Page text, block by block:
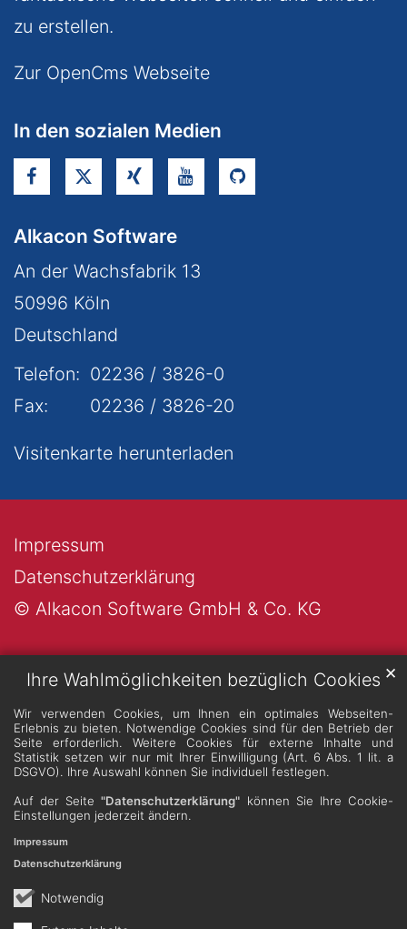
Ihre Wahlmöglichkeiten bezüglich Cookies
Wir verwenden Cookies, um Ihnen ein optimales Webseiten-
Erlebnis zu bieten. Notwendige Cookies sind für den Betrieb der
Seite erforderlich. Weitere Cookies für externe Inhalte und
Statistik setzen wir nur mit Ihrer Einwilligung (Art. 6 Abs. 1 lit. a
DSGVO). Ihre Auswahl können Sie individuell festlegen.
Auf der Seite"Datenschutzerklärung" können Sie Ihre Cookie-
Einstellungen jederzeit ändern.
Notwendig
✕
Impressum
Datenschutzerklärung
zu erstellen.
Zur OpenCms Webseite
In den sozialen Medien
Alkacon Software
An der Wachsfabrik 13
50996 Köln
Deutschland
Telefon: 02236 / 3826-0
Fax:
02236 / 3826-20
Visitenkarte herunterladen
© Alkacon Software GmbH & Co. KG
Datenschutzerklärung
Impressum